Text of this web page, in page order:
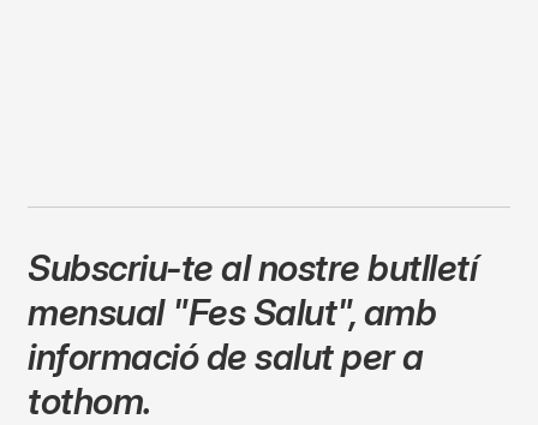
Subscriu-te al nostre butlletí
mensual "Fes Salut",amb
informació de salut per a
tothom.